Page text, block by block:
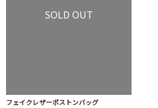
SOLD OUT
フェイクレザーボストンバッグ